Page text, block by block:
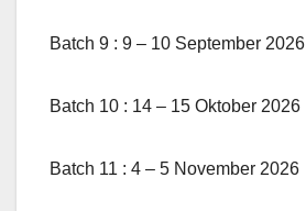
Batch 9 : 9 – 10 September 2026
Batch 10 : 14 – 15 Oktober 2026
Batch 11 : 4 – 5 November 2026